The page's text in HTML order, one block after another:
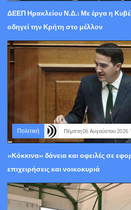
ΔΕΕΠ Ηρακλείου Ν.Δ.: Με έργα η
οδηγεί την Κρήτη στο μέλλον
Πολιτική Πέμπτη 06 Αυγούστου 2026
«Κόκκινα» δάνεια και οφειλές σε
επιχειρήσεις και νοικοκυριά